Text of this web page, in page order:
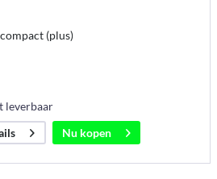
(plus)
leverbaar
Nu kopen